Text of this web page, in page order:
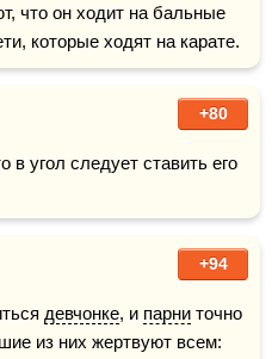
что он ходит на бальные
которые ходят на карате.
+80
в угол следует ставить его
+94
девчонке, и парни точно
из них жертвуют всем: